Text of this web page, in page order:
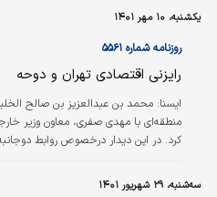
همسایه، تبادل پیام‌ها برای رسیدن به
یکشنبه، ۱۰ مهر ۱۴۰۱
روزنامه شماره ۵۵۶۱
رایزنی اقتصادی تهران و دوحه
ایسنا: محمد بن عبدالعزیز بن صالح
منطقه‌ای با مهدی صفری، معاون وزیر
کرد. در این دیدار درخصوص روابط
خارجه ایران و قطر نیز در خصوص روابط
سه‌شنبه، ۲۹ شهریور ۱۴۰۱